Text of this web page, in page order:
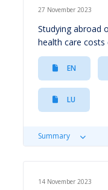
27 November 2023
Studying abroad
health care costs
EN
LU
Summary
14 November 2023